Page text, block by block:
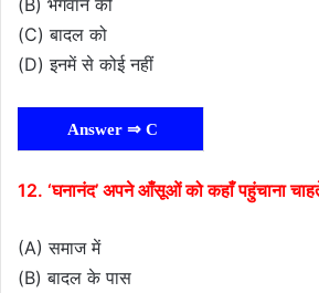
(C) बादल को
(D) इनमें से कोई नहीं
Answer ⇒ C
12. ‘घनानंद’ अपने आँसूओं को कहाँ पहुंचाना
(A) समाज में
(B) बादल के पास